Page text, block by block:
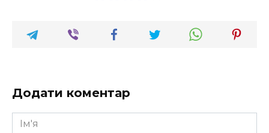
Додати коментар
Ім'я